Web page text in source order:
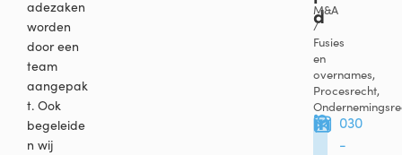
adezaken
worden
door een
team
aangepak
t. Ook
begeleide
n wij
d
M&A
/
Fusies
en
overnames,
Procesrecht,
030
-